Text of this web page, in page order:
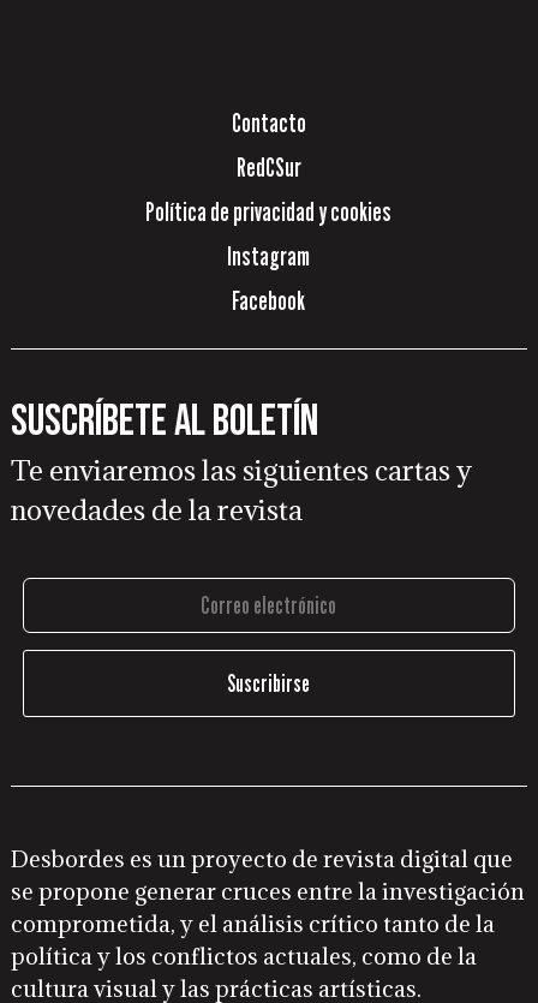
Contacto
RedCSur
Política de privacidad y cookies
Instagram
Facebook
Suscríbete al boletín
Te enviaremos las siguientes cartas y
novedades de la revista
Desbordes es un proyecto de revista digital que
se propone generar cruces entre la investigación
comprometida, y el análisis crítico tanto de la
política y los conflictos actuales, como de la
cultura visual y las prácticas artísticas.